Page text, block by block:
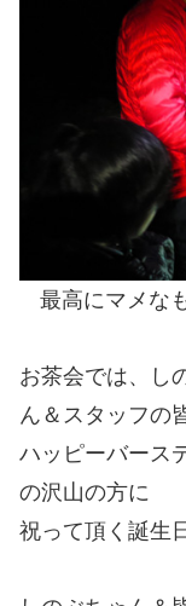
最高にマメな
お茶会では、し
ん＆スタッフの
ハッピーバース
の沢山の方に
祝って頂く誕生